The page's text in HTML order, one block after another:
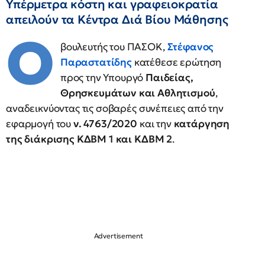
Υπέρμετρα κόστη και γραφειοκρατία
απειλούν τα Κέντρα Διά Βίου Μάθησης
Ο βουλευτής του ΠΑΣΟΚ,Στέφανος
Παραστατίδης κατέθεσε ερώτηση
προς την Υπουργό Παιδείας,
Θρησκευμάτων και Αθλητισμού,
αναδεικνύοντας τις σοβαρές συνέπειες από την
εφαρμογή τουν. 4763/2020 και την κατάργηση
της διάκρισης ΚΔΒΜ 1 και ΚΔΒΜ 2.